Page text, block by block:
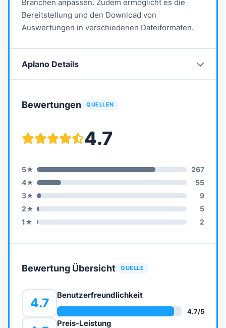
Branchen anpassen. Zudem ermöglicht es die
Bereitstellung und den Download von
Auswertungen in verschiedenen Dateiformaten.
Aplano Details
Bewertungen QUELLEN
4.7
5★
267
4★
55
3★
9
2★
5
1★ 2
Bewertung Übersicht QUELLE
4.7
Benutzerfreundlichkeit
4.7/5
Preis-Leistung